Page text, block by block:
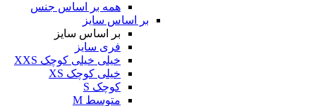
همه بر اساس جنس
بر اساس سایز
بر اساس سایز
فری سایز
خیلی خیلی کوچک XXS
خیلی کوچک XS
کوچک S
متوسط M